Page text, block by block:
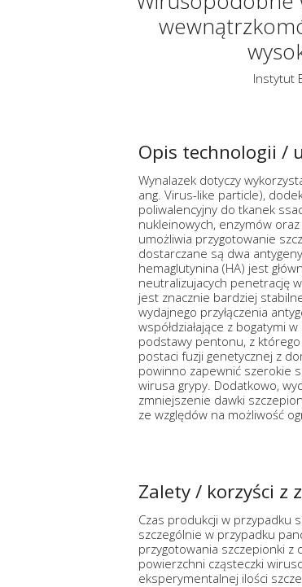
Instytut
Opis technologii /
Wynalazek dotyczy
ang. Virus-like particle),
poliwalencyjny do tkanek
nukleinowych, enzymów
umożliwia przygotowanie
dostarczane są dwa
hemaglutynina (HA) jest
neutralizujacych penetrację
jest znacznie bardziej
wydajnego przyłączenia
współdziałające z bogatymi
podstawy pentonu, z
postaci fuzji genetycznej z
powinno zapewnić szerokie
wirusa grypy. Dodatkowo,
zmniejszenie dawki
ze względów na możliwość
Zalety / korzyści z
Czas produkcji w przypadku
szczególnie w przypadku
przygotowania szczepionki z
powierzchni cząsteczki
eksperymentalnej ilości